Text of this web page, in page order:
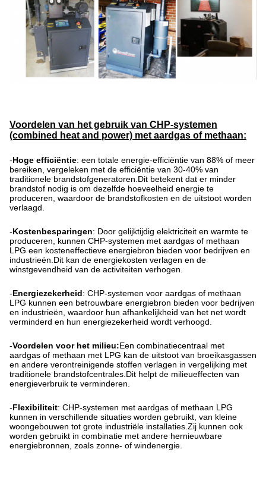
Voordelen van het gebruik van CHP-systemen
(combined heat and power) met aardgas of methaan:
-Hoge efficiëntie: een totale energie-efficiëntie van 88% of meer
bereiken, vergeleken met de efficiëntie van 30-40% van
traditionele brandstofgeneratoren.Dit betekent dat er minder
brandstof nodig is om dezelfde hoeveelheid energie te
produceren, waardoor de brandstofkosten en de uitstoot worden
verlaagd.
-Kostenbesparingen: Door gelijktijdig elektriciteit en warmte te
produceren, kunnen CHP-systemen met aardgas of methaan
LPG een kosteneffectieve energiebron bieden voor bedrijven en
industrieën.Dit kan de energiekosten verlagen en de
winstgevendheid van de activiteiten verhogen.
-Energiezekerheid: CHP-systemen voor aardgas of methaan
LPG kunnen een betrouwbare energiebron bieden voor bedrijven
en industrieën, waardoor hun afhankelijkheid van het net wordt
verminderd en hun energiezekerheid wordt verhoogd.
-Voordelen voor het milieu:Een combinatiecentraal met
aardgas of methaan met LPG kan de uitstoot van broeikasgassen
en andere verontreinigende stoffen verlagen in vergelijking met
traditionele brandstofcentrales.Dit helpt de milieueffecten van
energieverbruik te verminderen.
-Flexibiliteit: CHP-systemen met aardgas of methaan LPG
kunnen in verschillende situaties worden gebruikt, van kleine
woongebouwen tot grote industriële installaties.Zij kunnen ook
worden gebruikt in combinatie met andere hernieuwbare
energiebronnen, zoals zonne- of windenergie.